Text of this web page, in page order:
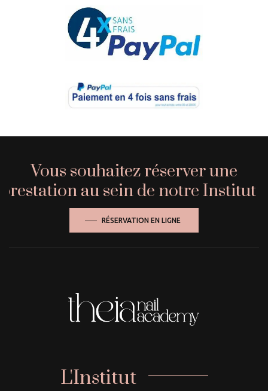
Vous souhaitez réserver une
prestation au sein de notre Institut ?
RÉSERVATION EN LIGNE
L'Institut